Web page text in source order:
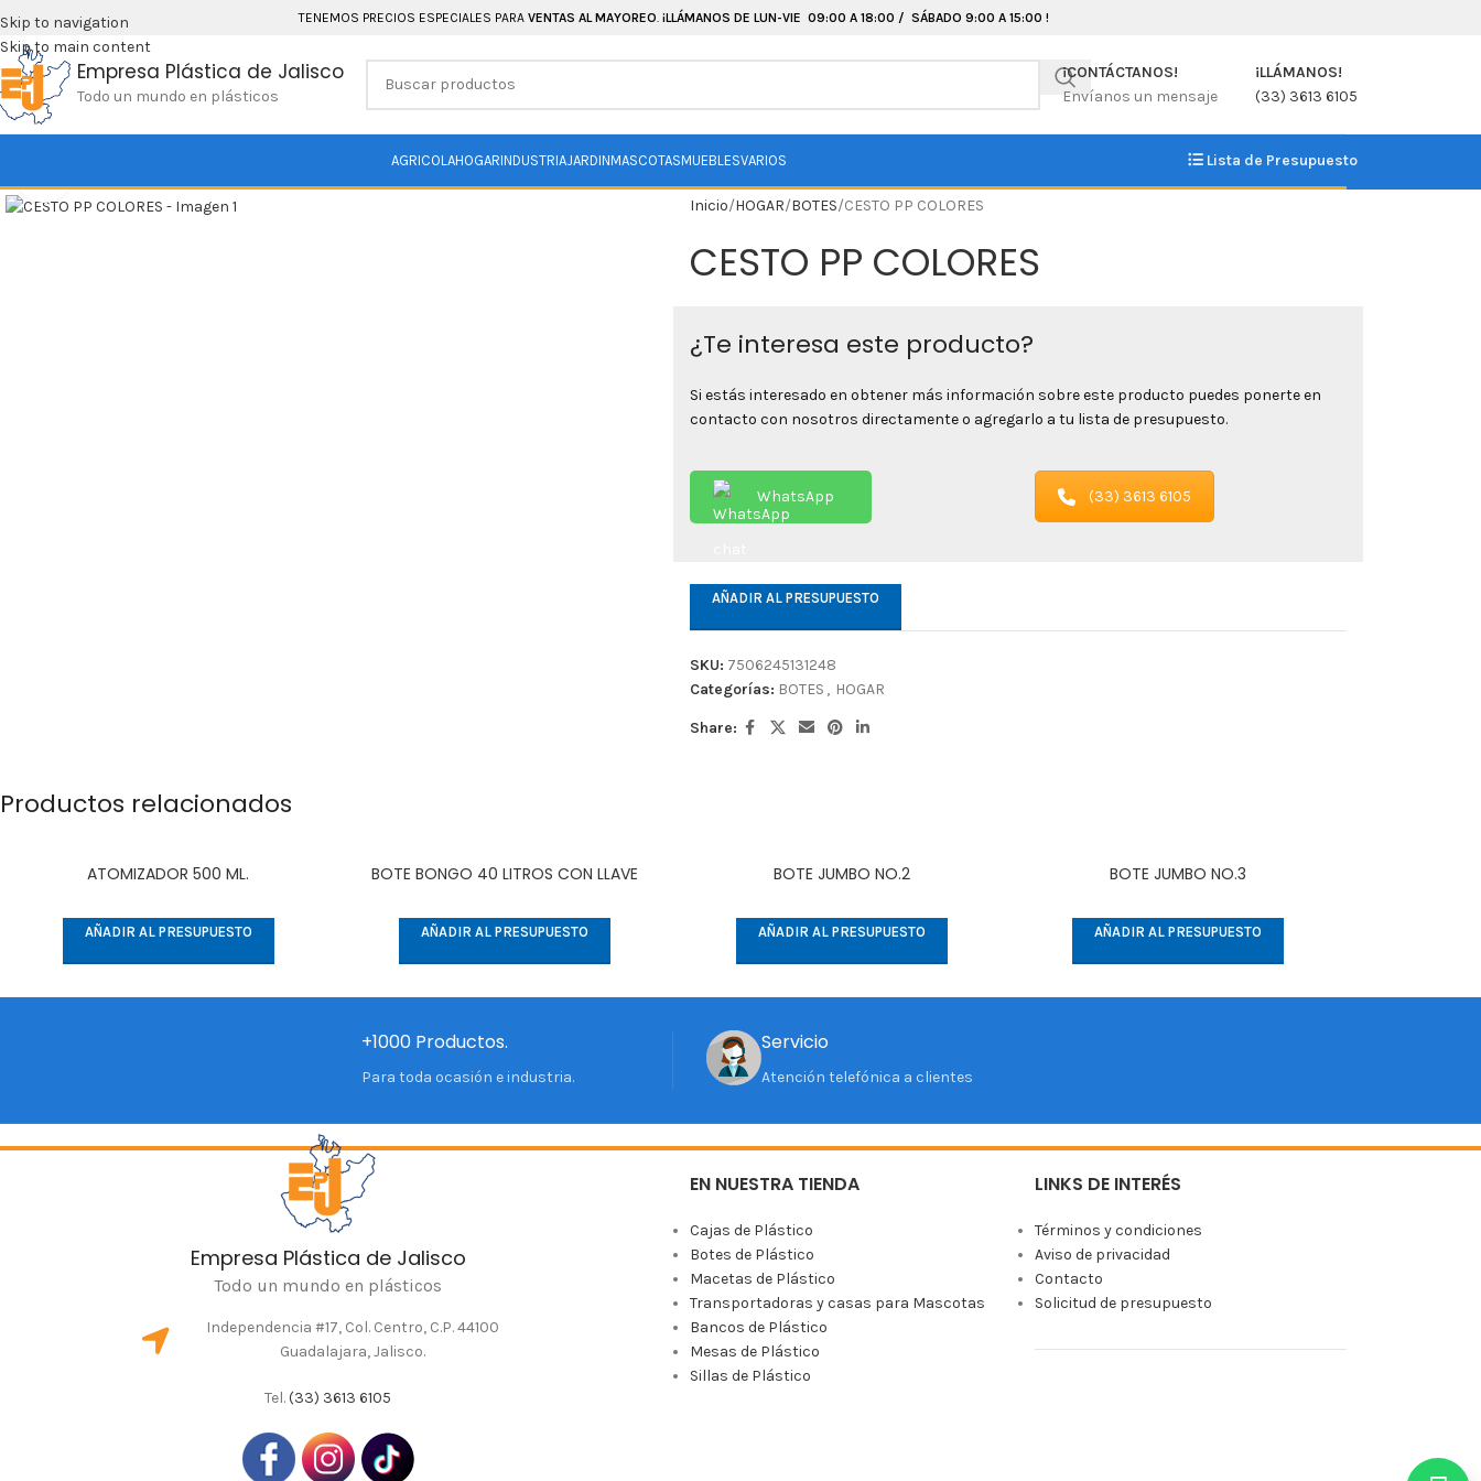
Skip to navigation
Skip to main content
TENEMOS PRECIOS ESPECIALES PARA VENTAS AL MAYOREO. ¡LLÁMANOS DE LUN-VIE 09:00 A 18:00 / SÁBADO 9:00 A 15:00 !
Empresa Plástica de Jalisco
Todo un mundo en plásticos
¡CONTÁCTANOS!
Envíanos un mensaje
¡LLÁMANOS!
(33) 3613 6105
AGRICOLAHOGARINDUSTRIAJARDINMASCOTASMUEBLESVARIOS Lista de Presupuesto
Inicio HOGAR BOTES CESTO PP COLORES
CESTO PP COLORES
¿Te interesa este producto?
Si estás interesado en obtener más información sobre este producto puedes ponerte en
contacto con nosotros directamente o agregarlo a tu lista de presupuesto.
WhatsApp (33) 3613 6105
AÑADIR AL PRESUPUESTO
SKU: 7506245131248
Categorías: BOTES , HOGAR
Share:
Productos relacionados
ATOMIZADOR 500 ML.
AÑADIR AL PRESUPUESTO
BOTE BONGO 40 LITROS CON LLAVE
AÑADIR AL PRESUPUESTO
BOTE JUMBO NO.2
AÑADIR AL PRESUPUESTO
BOTE JUMBO NO.3
AÑADIR AL PRESUPUESTO
+1000 Productos.
Para toda ocasión e industria.
Servicio
Atención telefónica a clientes
Empresa Plástica de Jalisco
Todo un mundo en plásticos
Independencia #17, Col. Centro, C.P. 44100
Guadalajara, Jalisco.
Tel.(33) 3613 6105
EN NUESTRA TIENDA
Cajas de Plástico
Botes de Plástico
Macetas de Plástico
Transportadoras y casas para Mascotas
Bancos de Plástico
Mesas de Plástico
Sillas de Plástico
LINKS DE INTERÉS
Términos y condiciones
Aviso de privacidad
Contacto
Solicitud de presupuesto